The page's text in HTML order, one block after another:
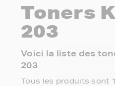
Toners
203
Voici la liste des
203
Tous les produits sont